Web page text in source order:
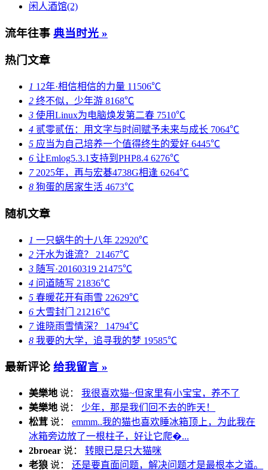
闲人酒馆(2)
流年往事 典当时光 »
热门文章
1 12年·相信相信的力量 11506℃
2 终不似，少年游 8168℃
3 使用Linux为电脑焕发第二春 7510℃
4 贰零贰伍：用文字与时间赋予未来与成长 7064℃
5 应当为自己培养一个值得终生的爱好 6445℃
6 让Emlog5.3.1支持到PHP8.4 6276℃
72025年，再与宏碁4738G相逢 6264℃
8 狗蛋的居家生活 4673℃
随机文章
1 一只蜗牛的十八年 22920℃
2 汗水为谁流？ 21467℃
3 随写·20160319 21475℃
4 问道随写 21836℃
5 春暖花开有雨雪 22629℃
6 大雪封门 21216℃
7谁晓雨雪情深？ 14794℃
8 我要的大学，追寻我的梦 19585℃
最新评论 给我留言 »
美樂地 说： 我很喜欢猫~但家里有小宝宝，养不了
美樂地 说： 少年，那是我们回不去的昨天！
松茸 说： emmm..我的猫也喜欢睡冰箱顶上，为此我在
冰箱旁边放了一根柱子，好让它爬�...
2broear 说： 转眼已是只大猫咪
老狼 说： 还是要直面问题，解决问题才是最根本之道。